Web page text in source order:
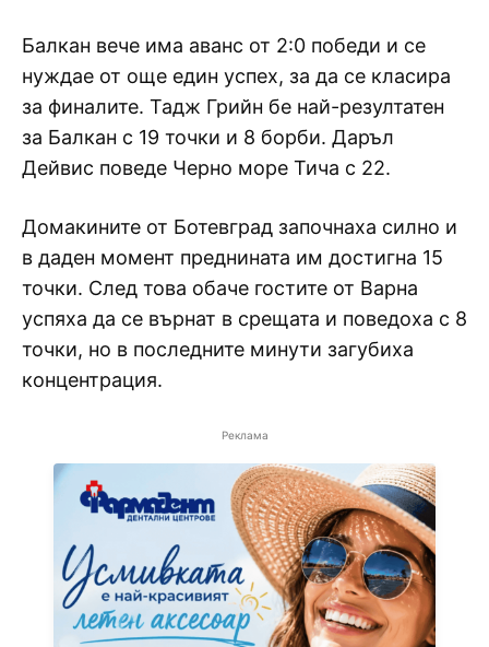
Балкан вече има аванс от 2:0 победи и се
нуждае от още един успех, за да се класира
за финалите. Тадж Грийн бе най-резултатен
за Балкан с 19 точки и 8 борби. Даръл
Дейвис поведе Черно море Тича с 22.
Домакините от Ботевград започнаха силно и
в даден момент преднината им достигна 15
точки. След това обаче гостите от Варна
успяха да се върнат в срещата и поведоха с 8
точки, но в последните минути загубиха
концентрация.
Реклама